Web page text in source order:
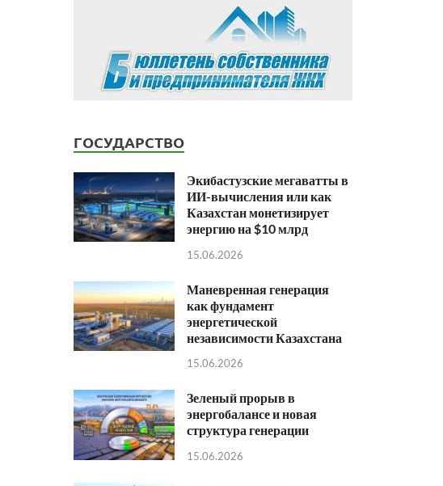
ГОСУДАРСТВО
Экибастузские мегаватты в
ИИ-вычисления или как
Казахстан монетизирует
энергию на $10 млрд
15.06.2026
Маневренная генерация
как фундамент
энергетической
независимости Казахстана
15.06.2026
Зеленый прорыв в
энергобалансе и новая
структура генерации
15.06.2026